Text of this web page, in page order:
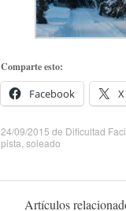
Comparte esto:
Facebook X
24/09/2015 de Dificultad
pista soleado
Artículos